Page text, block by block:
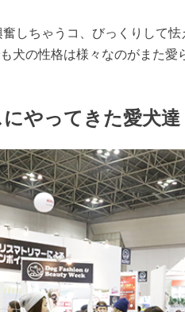
しちゃうコ、びっくりして
犬の性格は様々なのがまた愛
やってきた愛犬達